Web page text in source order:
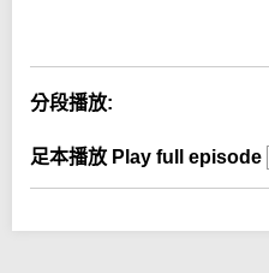
分段播放:
足本播放 Play full episode